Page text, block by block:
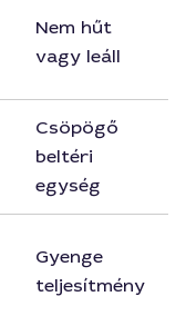
Nem hűt
vagy leáll
Csöpögő
beltéri
egység
Gyenge
teljesítmény